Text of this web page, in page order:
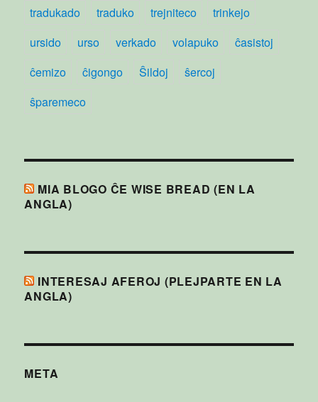
tradukado
traduko trejniteco
trinkejo
ursido
urso verkado volapuko
ĉasistoj
ĉemizo
ĉigongo Ŝildoj
ŝercoj
ŝparemeco
MIA BLOGO ĈE WISE BREAD (EN LA
ANGLA)
INTERESAJ AFEROJ (PLEJPARTE EN LA
ANGLA)
META